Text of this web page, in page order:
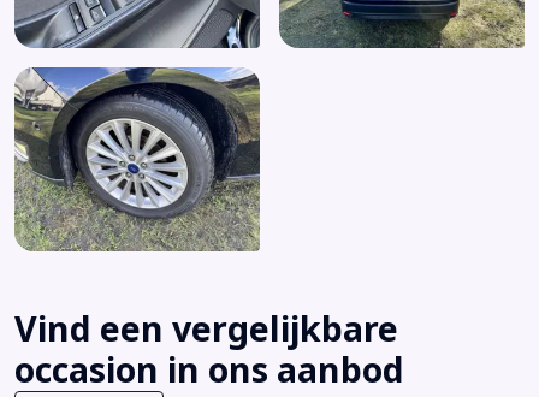
Vind een vergelijkbare
occasion in ons aanbod